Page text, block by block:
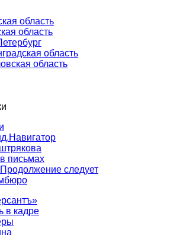
область
область
область
область
письмах
следует
в кадре